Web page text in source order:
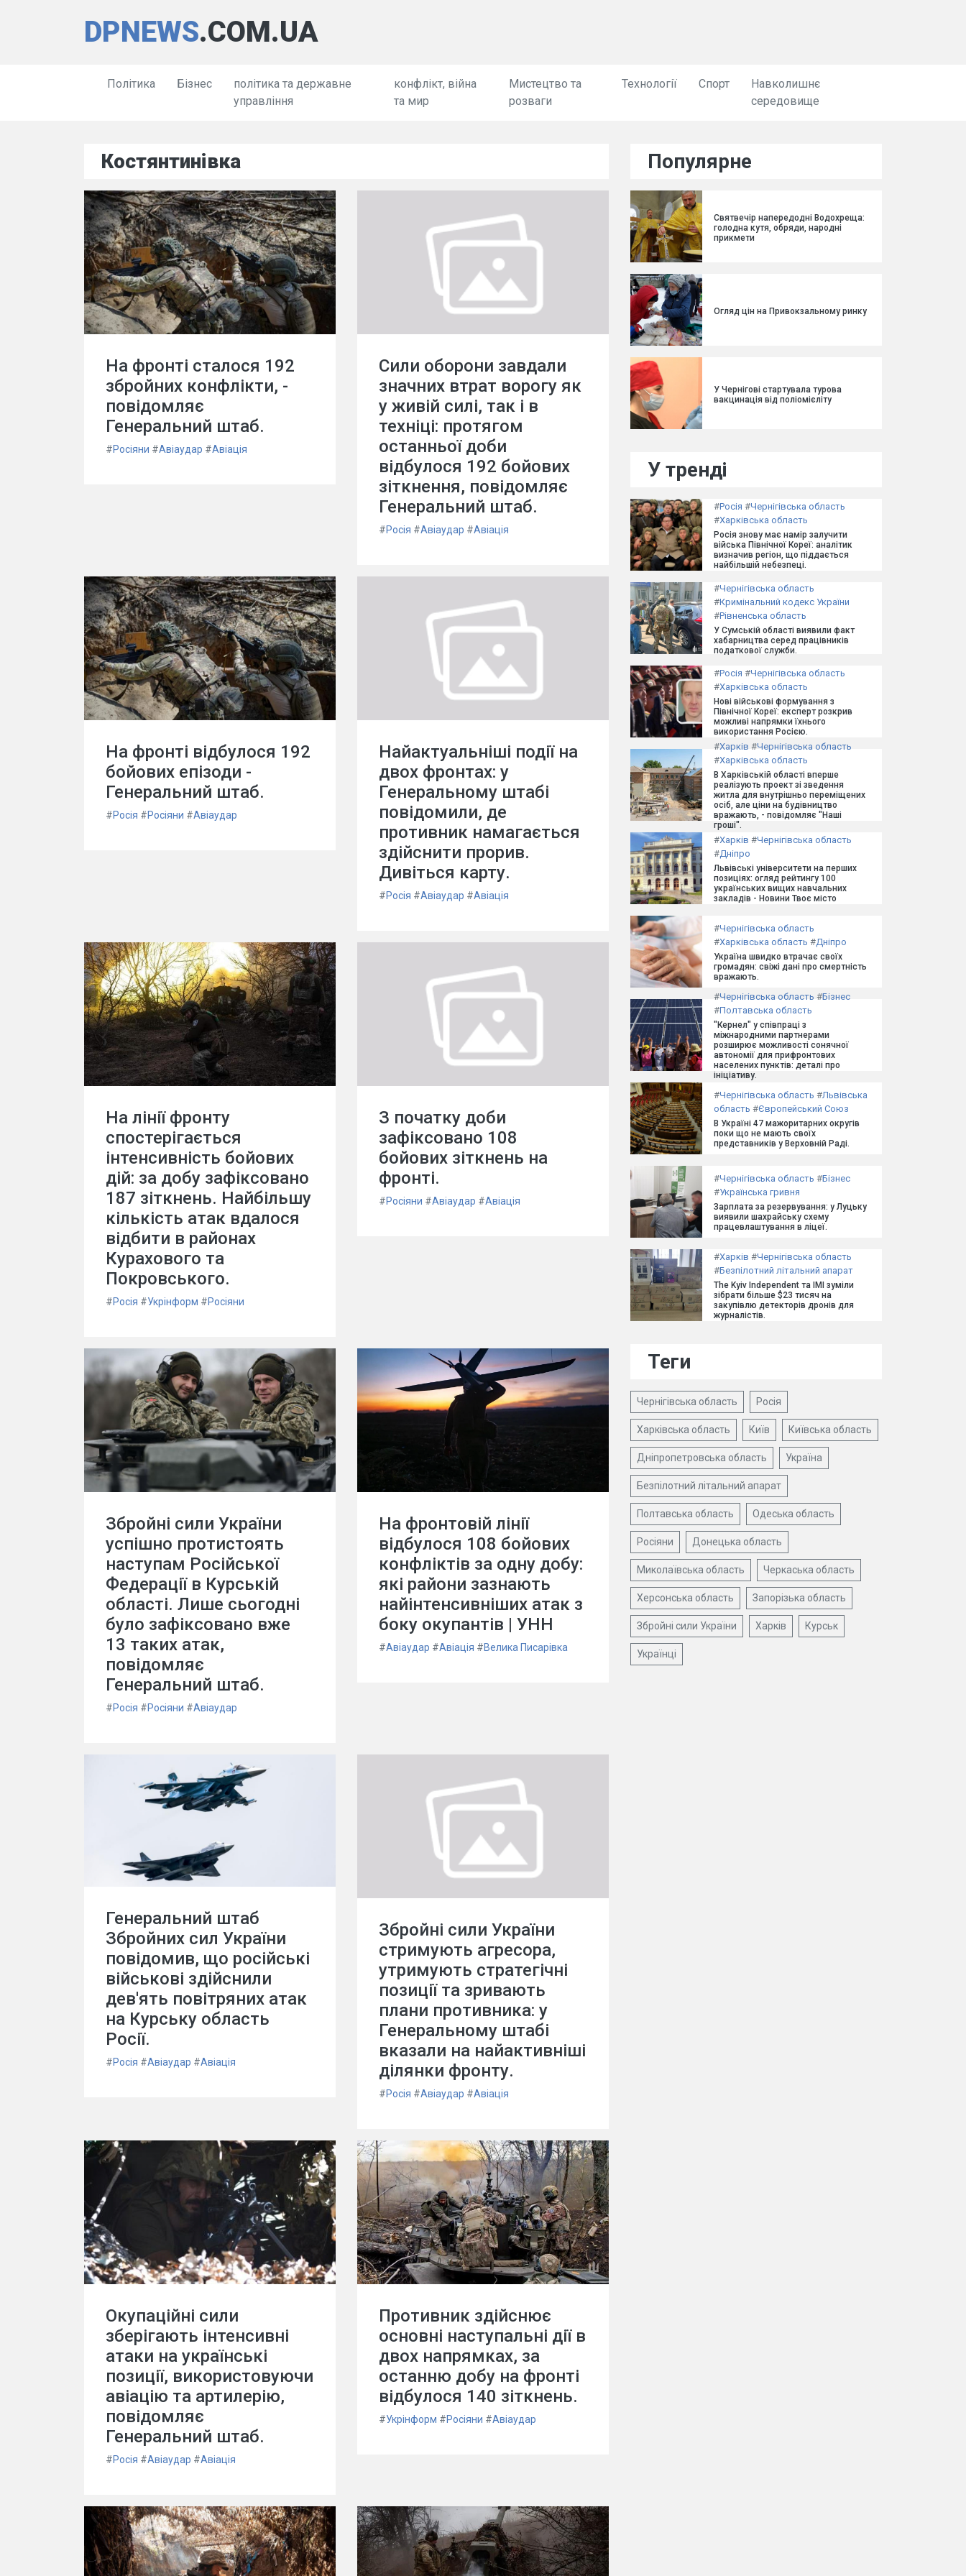
DPNEWS.COM.UA
Політика Бізнес
політика та державне
управління
конфлікт, війна
та мир
Мистецтво та
розваги
Технології Спорт
Навколишнє
середовище
Костянтинівка
На фронті сталося 192
збройних конфлікти, -
повідомляє
Генеральний штаб.
#Росіяни #Авіаудар #Авіація
Сили оборони завдали
значних втрат ворогу як
у живій силі, так і в
техніці: протягом
останньої доби
відбулося 192 бойових
зіткнення, повідомляє
Генеральний штаб.
#Росія #Авіаудар #Авіація
На фронті відбулося 192
бойових епізоди -
Генеральний штаб.
#Росія #Росіяни #Авіаудар
Найактуальніші події на
двох фронтах: у
Генеральному штабі
повідомили, де
противник намагається
здійснити прорив.
Дивіться карту.
#Росія #Авіаудар #Авіація
На лінії фронту
спостерігається
інтенсивність бойових
дій: за добу зафіксовано
187 зіткнень. Найбільшу
кількість атак вдалося
відбити в районах
Курахового та
Покровського.
#Росія #Укрінформ #Росіяни
З початку доби
зафіксовано 108
бойових зіткнень на
фронті.
#Росіяни #Авіаудар #Авіація
Збройні сили України
успішно протистоять
наступам Російської
Федерації в Курській
області. Лише сьогодні
було зафіксовано вже
13 таких атак,
повідомляє
Генеральний штаб.
#Росія #Росіяни #Авіаудар
На фронтовій лінії
відбулося 108 бойових
конфліктів за одну добу:
які райони зазнають
найінтенсивніших атак з
боку окупантів | УНН
#Авіаудар #Авіація #Велика Писарівка
Генеральний штаб
Збройних сил України
повідомив, що російські
військові здійснили
дев'ять повітряних атак
на Курську область
Росії.
#Росія #Авіаудар #Авіація
Збройні сили України
стримують агресора,
утримують стратегічні
позиції та зривають
плани противника: у
Генеральному штабі
вказали на найактивніші
ділянки фронту.
#Росія #Авіаудар #Авіація
Окупаційні сили
зберігають інтенсивні
атаки на українські
позиції, використовуючи
авіацію та артилерію,
повідомляє
Генеральний штаб.
#Росія #Авіаудар #Авіація
Противник здійснює
основні наступальні дії в
двох напрямках, за
останню добу на фронті
відбулося 140 зіткнень.
#Укрінформ #Росіяни #Авіаудар
Популярне
Святвечір напередодні Водохреща:
голодна кутя, обряди, народні
прикмети
Огляд цін на Привокзальному ринку
У Чернігові стартувала турова
вакцинація від поліомієліту
У тренді
#Росія #Чернігівська область
#Харківська область
Росія знову має намір залучити
війська Північної Кореї: аналітик
визначив регіон, що піддається
найбільшій небезпеці.
#Чернігівська область
#Кримінальний кодекс України
#Рівненська область
У Сумській області виявили факт
хабарництва серед працівників
податкової служби.
#Росія #Чернігівська область
#Харківська область
Нові військові формування з
Північної Кореї: експерт розкрив
можливі напрямки їхнього
використання Росією.
#Харків #Чернігівська область
#Харківська область
В Харківській області вперше
реалізують проект зі зведення
житла для внутрішньо переміщених
осіб, але ціни на будівництво
вражають, - повідомляє "Наші
гроші".
#Харків #Чернігівська область
#Дніпро
Львівські університети на перших
позиціях: огляд рейтингу 100
українських вищих навчальних
закладів - Новини Твоє місто
#Чернігівська область
#Харківська область #Дніпро
Україна швидко втрачає своїх
громадян: свіжі дані про смертність
вражають.
#Чернігівська область #Бізнес
#Полтавська область
"Кернел" у співпраці з
міжнародними партнерами
розширює можливості сонячної
автономії для прифронтових
населених пунктів: деталі про
ініціативу.
#Чернігівська область #Львівська
область #Європейський Союз
В Україні 47 мажоритарних округів
поки що не мають своїх
представників у Верховній Раді.
#Чернігівська область #Бізнес
#Українська гривня
Зарплата за резервування: у Луцьку
виявили шахрайську схему
працевлаштування в ліцеї.
#Харків #Чернігівська область
#Безпілотний літальний апарат
The Kyiv Independent та ІМІ зуміли
зібрати більше $23 тисяч на
закупівлю детекторів дронів для
журналістів.
Теги
Чернігівська область Росія
Харківська область Київ Київська область
Дніпропетровська область Україна
Безпілотний літальний апарат
Полтавська область Одеська область
Росіяни Донецька область
Миколаївська область Черкаська область
Херсонська область Запорізька область
Збройні сили України Харків Курськ
Українці